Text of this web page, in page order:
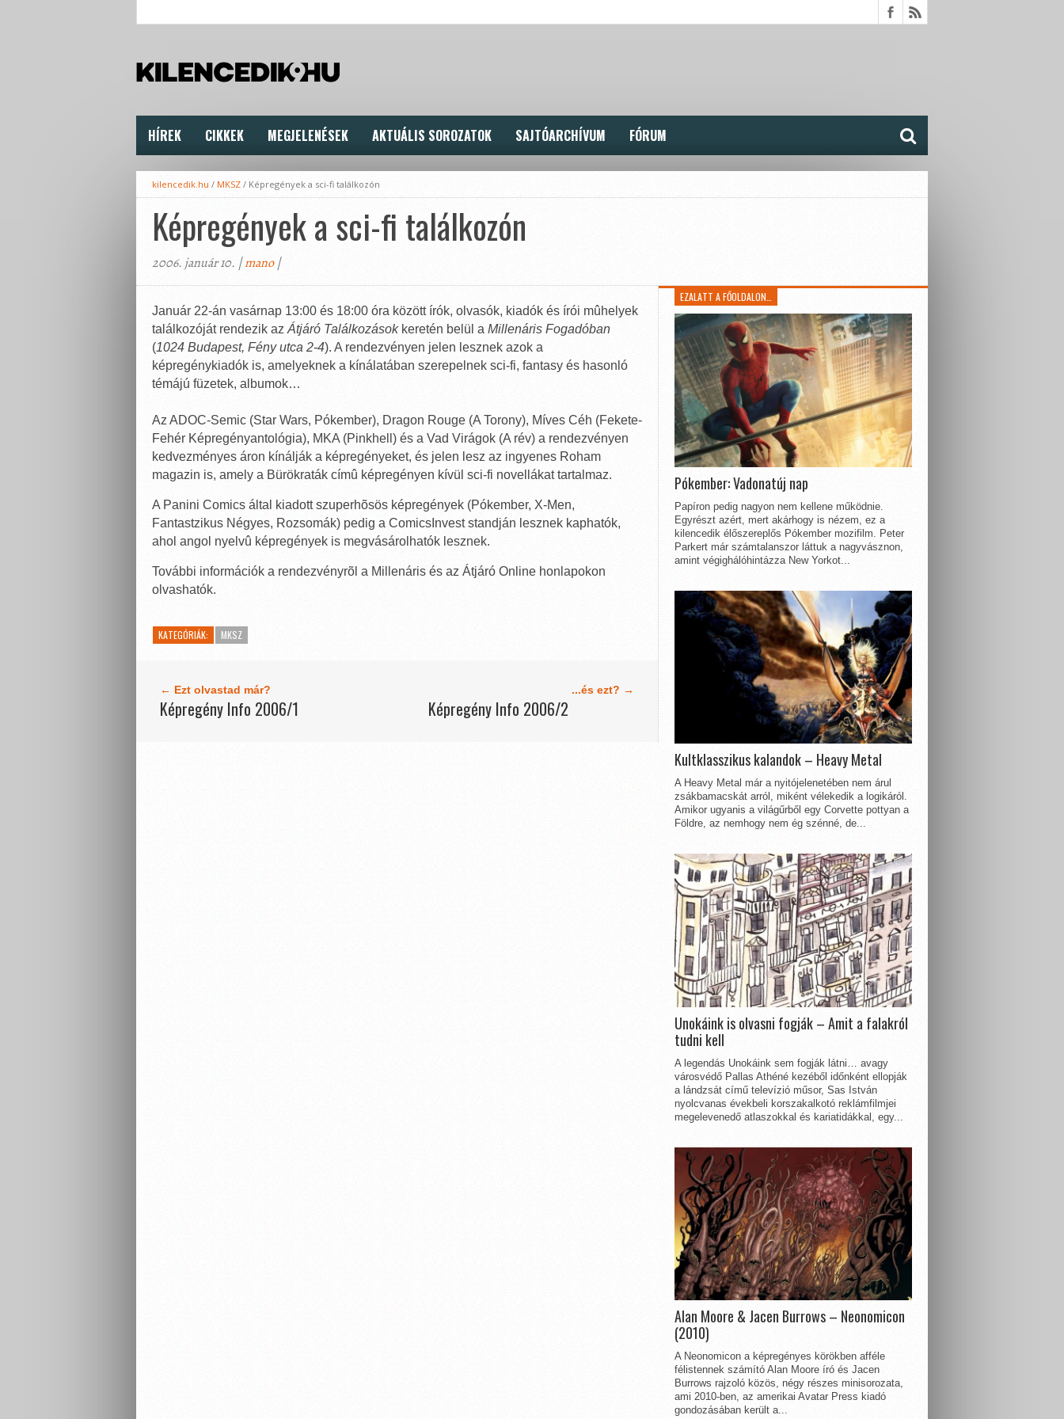
HÍREK CIKKEK MEGJELENÉSEK AKTUÁLIS SOROZATOK SAJTÓARCHÍVUM FÓRUM
kilencedik.hu / MKSZ / Képregények a sci-fi találkozón
Képregények a sci-fi találkozón
2006. január 10. |mano|
Január 22-án vasárnap 13:00 és 18:00 óra között írók, olvasók, kiadók és írói mûhelyek
találkozóját rendezik az Átjáró Találkozásokkeretén belül a Millenáris Fogadóban
(1024 Budapest, Fény utca 2-4). A rendezvényen jelen lesznek azok a
képregénykiadók is, amelyeknek a kínálatában szerepelnek sci-fi, fantasy és hasonló
témájú füzetek, albumok…
Az ADOC-Semic (Star Wars, Pókember), Dragon Rouge (A Torony), Míves Céh (Fekete-
Fehér Képregényantológia), MKA (Pinkhell) és a Vad Virágok (A rév) a rendezvényen
kedvezményes áron kínálják a képregényeket, és jelen lesz az ingyenes Roham
magazin is, amely a Bürökraták címû képregényen kívül sci-fi novellákat tartalmaz.
A Panini Comics által kiadott szuperhõsös képregények (Pókember, X-Men,
Fantastzikus Négyes, Rozsomák) pedig a ComicsInvest standján lesznek kaphatók,
ahol angol nyelvû képregények is megvásárolhatók lesznek.
További információk a rendezvényrõl a Millenáris és az Átjáró Online honlapokon
olvashatók.
KATEGÓRIÁK: MKSZ
← Ezt olvastad már?
Képregény Info 2006/1
...és ezt? →
Képregény Info 2006/2
EZALATT A FŐOLDALON…
Pókember: Vadonatúj nap
Papíron pedig nagyon nem kellene működnie.
Egyrészt azért, mert akárhogy is nézem, ez a
kilencedik élőszereplős Pókember mozifilm. Peter
Parkert már számtalanszor láttuk a nagyvásznon,
amint végighálóhintázza New Yorkot...
Kultklasszikus kalandok – Heavy Metal
A Heavy Metal már a nyitójelenetében nem árul
zsákbamacskát arról, miként vélekedik a logikáról.
Amikor ugyanis a világűrből egy Corvette pottyan a
Földre, az nemhogy nem ég szénné, de...
Unokáink is olvasni fogják – Amit a falakról
tudni kell
A legendás Unokáink sem fogják látni… avagy
városvédő Pallas Athéné kezéből időnként ellopják
a lándzsát című televízió műsor, Sas István
nyolcvanas évekbeli korszakalkotó reklámfilmjei
megelevenedő atlaszokkal és kariatidákkal, egy...
Alan Moore & Jacen Burrows – Neonomicon
(2010)
A Neonomicon a képregényes körökben afféle
félistennek számító Alan Moore író és Jacen
Burrows rajzoló közös, négy részes minisorozata,
ami 2010-ben, az amerikai Avatar Press kiadó
gondozásában került a...